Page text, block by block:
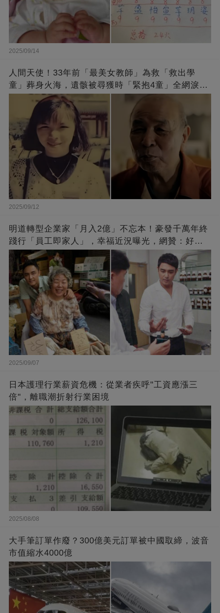
2025/09/14
人間天使！33年前「最美女教師」為救「救出學
童」葬身火海，遺骸被尋獲時「緊抱4童」全網淚
崩：真正的英雄不該被遺忘
2025/09/12
明道轉型企業家「月入2億」不忘本！豪發千萬年終
踐行「員工即家人」，幸福近況曝光，網贊：好老
闆的福報
2025/09/07
日本護理行業薪資危機：從業者疾呼"工資應漲三
倍"，離職潮折射行業困境
2025/08/08
大手筆訂單作廢？300億美元訂單被中國取締，波音
市值縮水4000億